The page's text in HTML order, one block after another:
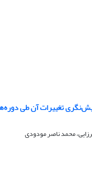
محمد ناصر مودودی